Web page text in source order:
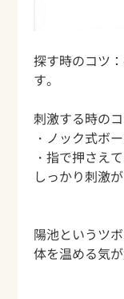
探す時のコツ
す。
刺激する時のコ
・ノック式ボ
・指で押さえ
しっかり刺激
陽池というツ
体を温める気